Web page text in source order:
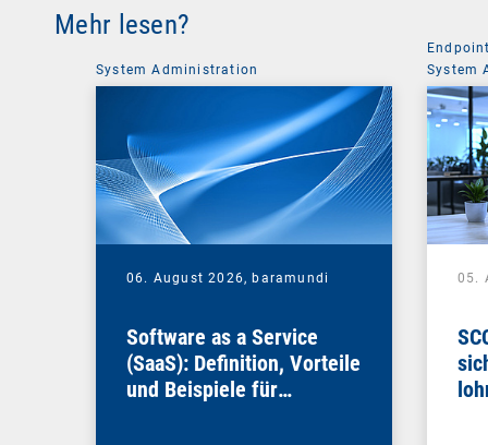
Mehr lesen?
System Administration
06. August 2026, baramundi
Software as a Service
(SaaS): Definition, Vorteile
und Beispiele für
System
05.